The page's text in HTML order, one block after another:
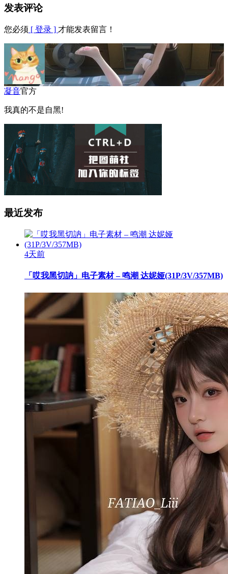
发表评论
您必须 [ 登录 ] 才能发表留言！
凝音官方
我真的不是自黑!
最近发布
4天前
「哎我黑切訥」电子素材 – 鸣潮 达妮娅(31P/3V/357MB)